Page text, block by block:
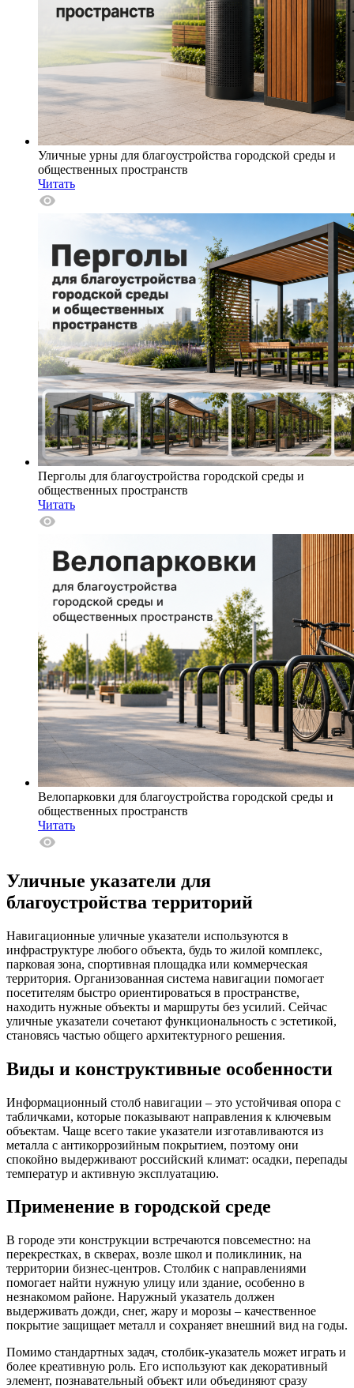
Уличные урны для благоустройства городской среды и
общественных пространств
Читать
Перголы для благоустройства городской среды и
общественных пространств
Читать
Велопарковки для благоустройства городской среды и
общественных пространств
Читать
Уличные указатели для
благоустройства территорий
Навигационные уличные указатели используются в
инфраструктуре любого объекта, будь то жилой комплекс,
парковая зона, спортивная площадка или коммерческая
территория. Организованная система навигации помогает
посетителям быстро ориентироваться в пространстве,
находить нужные объекты и маршруты без усилий. Сейчас
уличные указатели сочетают функциональность с эстетикой,
становясь частью общего архитектурного решения.
Виды и конструктивные особенности
Информационный столб навигации – это устойчивая опора с
табличками, которые показывают направления к ключевым
объектам. Чаще всего такие указатели изготавливаются из
металла с антикоррозийным покрытием, поэтому они
спокойно выдерживают российский климат: осадки, перепады
температур и активную эксплуатацию.
Применение в городской среде
В городе эти конструкции встречаются повсеместно: на
перекрестках, в скверах, возле школ и поликлиник, на
территории бизнес-центров. Столбик с направлениями
помогает найти нужную улицу или здание, особенно в
незнакомом районе. Наружный указатель должен
выдерживать дожди, снег, жару и морозы – качественное
покрытие защищает металл и сохраняет внешний вид на годы.
Помимо стандартных задач, столбик-указатель может играть и
более креативную роль. Его используют как декоративный
элемент, познавательный объект или объединяют сразу